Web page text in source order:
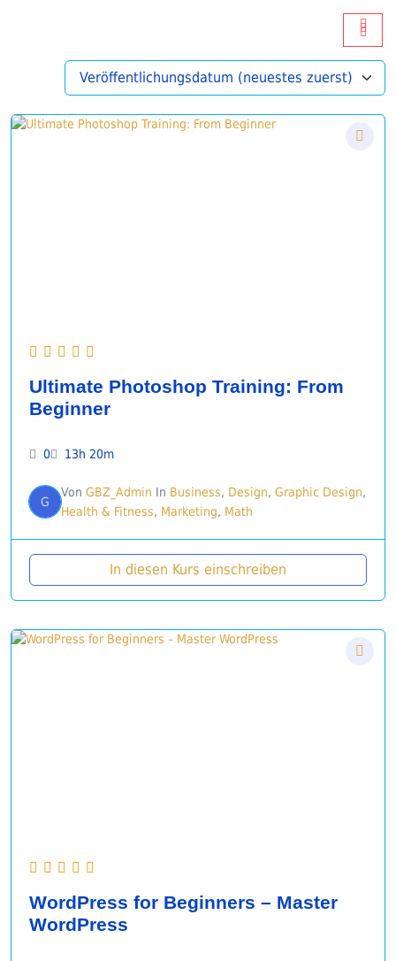
Ultimate Photoshop Training: From
Beginner
0 13h 20m
G
Von GBZ_Admin In Business, Design, Graphic Design,
Health & Fitness, Marketing, Math
In diesen Kurs einschreiben
WordPress for Beginners – Master
WordPress